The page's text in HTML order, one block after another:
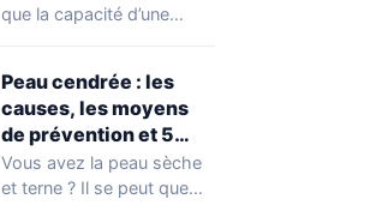
une véritable séance
que la capacité d’une
Peau cendrée : les
causes, les moyens
de prévention et 5
façons de la traiter
Vous avez la peau sèche
et terne ? Il se peut que